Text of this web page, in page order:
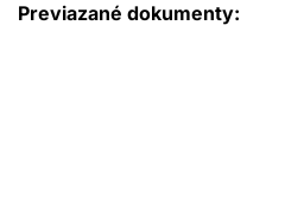
Previazané dokumenty: